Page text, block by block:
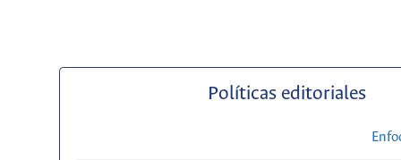
Políticas editoriales